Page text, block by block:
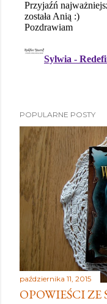
POPULARNE POSTY
października 11, 2015
OPOWIEŚCI